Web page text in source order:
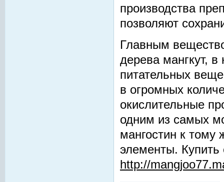
производства
позволяют
Главным
дерева мангкут, в
питательных
в огромных
окислительные
одним из самых
мангостин к тому
элементы. Купить
http://